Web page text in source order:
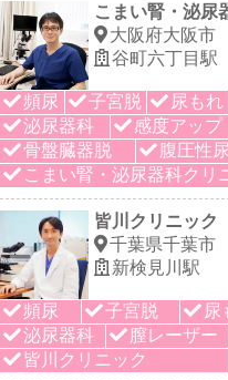
こまい腎・泌尿
大阪府大阪市
谷町六丁目駅
頻尿 子宮脱 尿もれ
泌尿器科
感度アップ
骨盤臓器脱
腹圧性
こまい腎・泌尿器科クリ
皆川クリニック
千葉県千葉市
新検見川駅
頻尿 子宮脱 尿
泌尿器科
膣レーザー
皆川クリニック